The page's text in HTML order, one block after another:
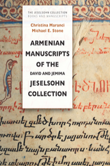
כריסטינה מרנצ'י מייקל א. סטון
הנחת אתר ספר מודפס
$86
$77